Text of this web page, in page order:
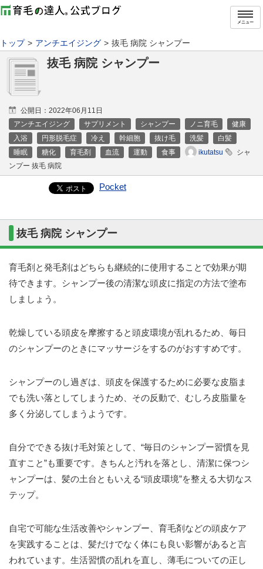
メニュー
トップ アンチエイジング 抜毛 病院 シャンプー
抜毛 病院 シャンプー
公開日： 2022年06月11日
アンチエイジング
サプリメント シャンプー ノニ育毛
健康
入浴
円形脱毛症 冷え 幹細胞 抜け毛 洗髪
白髪
睡眠
糖化 育毛剤 血流 運動 食事 ikutatsu
シャ
ンプー 抜毛 病院
Pocket
抜毛 病院 シャンプー
育毛剤と発毛剤はどちらも継続的に使用することで効果が期
待できます。シャンプー後の清潔な頭皮に指定の方法で塗布
しましょう。
乾燥している頭皮を摩擦すると頭皮環境が乱れるため、毎日
のシャンプーのときにマッサージをするのがおすすめです。
シャンプーのし過ぎは、頭皮を保護するために必要な皮脂ま
でも洗い落としてしまうため、その反動で、むしろ皮脂量を
多く分泌してしまうようです。
自分でできる抜け毛対策として、“毎日のシャンプー習慣を見
直すこと”も重要です。きちんと汚れを落とし、清潔に保つシ
ャンプーは、髪の土台ともいえる“頭皮環境”を整える大切なス
テップ。
自宅で可能な生活改善やシャンプー、育毛剤などの頭皮ケア
を実践することは、髪だけでなく体にも良い影響があると言
われています。生活習慣の乱れを直し、薄毛についての正し